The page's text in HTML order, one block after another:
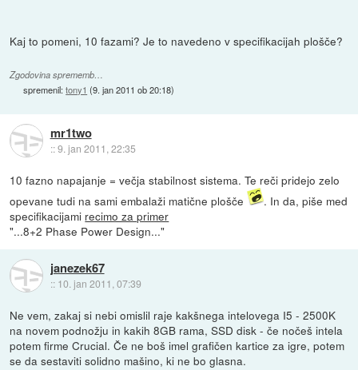
Kaj to pomeni, 10 fazami? Je to navedeno v specifikacijah plošče?
Zgodovina sprememb…
spremenil:tony1 (9. jan 2011 ob 20:18)
mr1two
::9. jan 2011, 22:35
10 fazno napajanje = večja stabilnost sistema. Te reči pridejo zelo
opevane tudi na sami embalaži matične plošče
. In da, piše med
specifikacijami recimo za primer
"...8+2 Phase Power Design..."
janezek67
:: 10. jan 2011, 07:39
Ne vem, zakaj si nebi omislil raje kakšnega intelovega I5 - 2500K
na novem podnožju in kakih 8GB rama, SSD disk - če nočeš intela
potem firme Crucial. Če ne boš imel grafičen kartice za igre, potem
se da sestaviti solidno mašino, ki ne bo glasna.